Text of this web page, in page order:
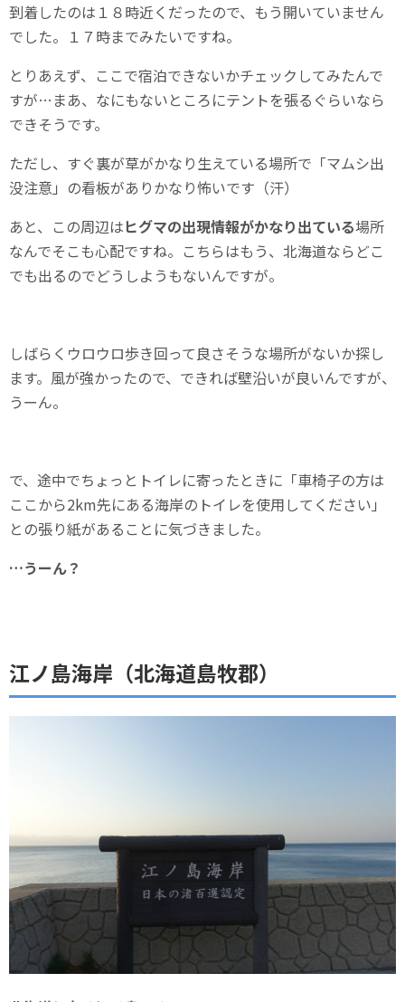
到着したのは１８時近くだったので、もう開いていません
でした。１７時までみたいですね。
とりあえず、ここで宿泊できないかチェックしてみたんで
すが…まあ、なにもないところにテントを張るぐらいなら
できそうです。
ただし、すぐ裏が草がかなり生えている場所で「マムシ出
没注意」の看板がありかなり怖いです（汗）
あと、この周辺はヒグマの出現情報がかなり出ている場所
なんでそこも心配ですね。こちらはもう、北海道ならどこ
でも出るのでどうしようもないんですが。
しばらくウロウロ歩き回って良さそうな場所がないか探し
ます。風が強かったので、できれば壁沿いが良いんですが、
うーん。
で、途中でちょっとトイレに寄ったときに「車椅子の方は
ここから2km先にある海岸のトイレを使用してください」
との張り紙があることに気づきました。
…うーん？
江ノ島海岸（北海道島牧郡）